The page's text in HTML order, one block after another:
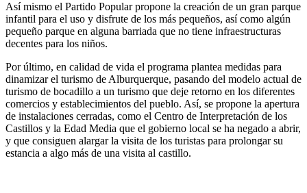
Así mismo el Partido Popular propone la creación de un gran parque
infantil para el uso y disfrute de los más pequeños, así como algún
pequeño parque en alguna barriada que no tiene infraestructuras
decentes para los niños.
Por último, en calidad de vida el programa plantea medidas para
dinamizar el turismo de Alburquerque, pasando del modelo actual de
turismo de bocadillo a un turismo que deje retorno en los diferentes
comercios y establecimientos del pueblo. Así, se propone la apertura
de instalaciones cerradas, como el Centro de Interpretación de los
Castillos y la Edad Media que el gobierno local se ha negado a abrir,
y que consiguen alargar la visita de los turistas para prolongar su
estancia a algo más de una visita al castillo.